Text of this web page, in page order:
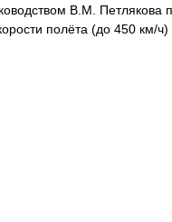
В.М. Петлякова
полёта (до 450 км/ч)